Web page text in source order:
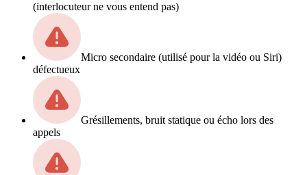
(interlocuteur ne vous entend pas)
Micro secondaire (utilisé pour la vidéo ou Siri)
défectueux
Grésillements, bruit statique ou écho lors des
appels